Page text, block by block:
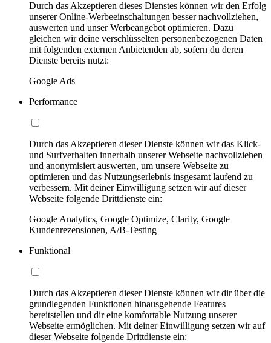
Durch das Akzeptieren dieses Dienstes können wir den Erfolg
unserer Online-Werbeeinschaltungen besser nachvollziehen,
auswerten und unser Werbeangebot optimieren. Dazu
gleichen wir deine verschlüsselten personenbezogenen Daten
mit folgenden externen Anbietenden ab, sofern du deren
Dienste bereits nutzt:
Google Ads
Performance
Durch das Akzeptieren dieser Dienste können wir das Klick-
und Surfverhalten innerhalb unserer Webseite nachvollziehen
und anonymisiert auswerten, um unsere Webseite zu
optimieren und das Nutzungserlebnis insgesamt laufend zu
verbessern. Mit deiner Einwilligung setzen wir auf dieser
Webseite folgende Drittdienste ein:
Google Analytics, Google Optimize, Clarity, Google
Kundenrezensionen, A/B-Testing
Funktional
Durch das Akzeptieren dieser Dienste können wir dir über die
grundlegenden Funktionen hinausgehende Features
bereitstellen und dir eine komfortable Nutzung unserer
Webseite ermöglichen. Mit deiner Einwilligung setzen wir auf
dieser Webseite folgende Drittdienste ein: